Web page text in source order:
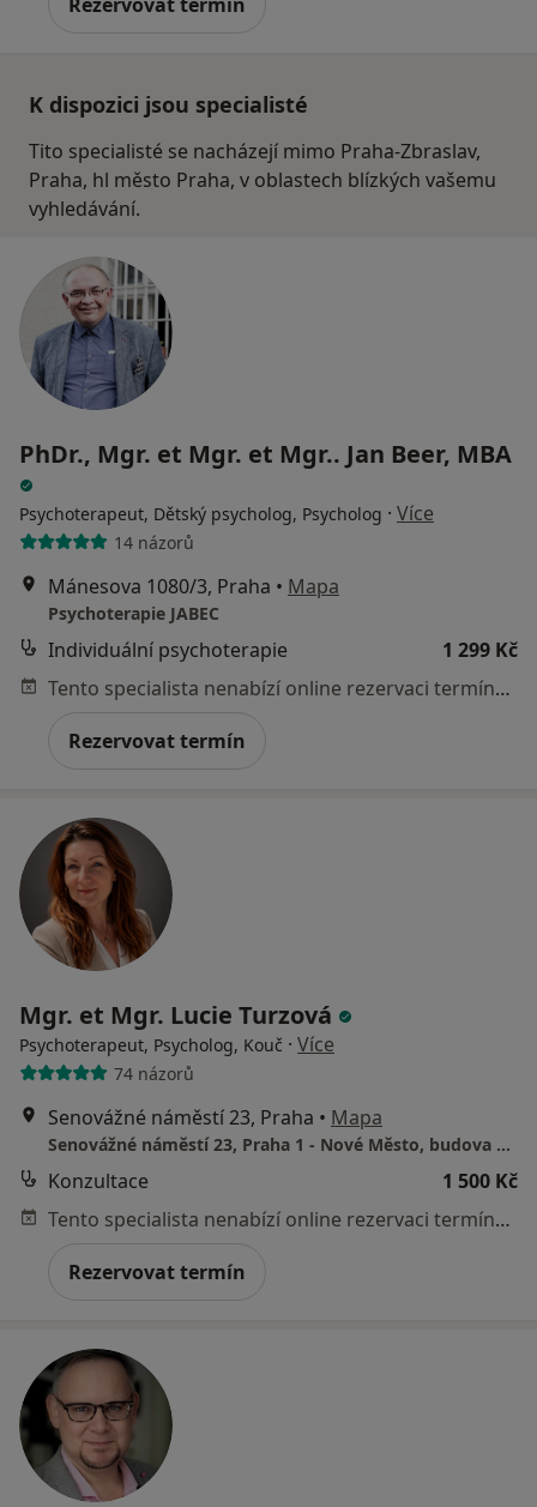
K dispozici jsou specialisté
Tito specialisté se nacházejí mimo Praha-Zbraslav,
Praha, hl město Praha, v oblastech blízkých vašemu
vyhledávání.
PhDr., Mgr. et Mgr. et Mgr.. Jan Beer, MBA
Psychoterapeut, Dětský psycholog, Psycholog · Více
14 názorů
Mánesova 1080/3, Praha • Mapa
Psychoterapie JABEC
Individuální psychoterapie
1 299 Kč
Tento specialista nenabízí online rezervaci termínu na této adrese.
Rezervovat termín
Mgr. et Mgr. Lucie Turzová
Psychoterapeut, Psycholog, Kouč · Více
74 názorů
Senovážné náměstí 23, Praha • Mapa
Senovážné náměstí 23, Praha 1 - Nové Město, budova B (5. patro)
Konzultace
1 500 Kč
Tento specialista nenabízí online rezervaci termínu na této adrese.
Rezervovat termín